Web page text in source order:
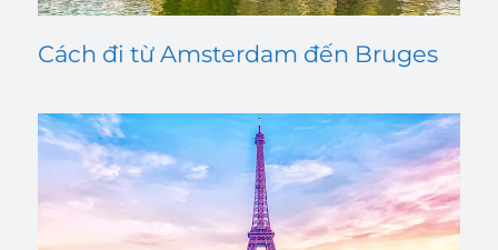
Cách đi từ Amsterdam đến Bruges